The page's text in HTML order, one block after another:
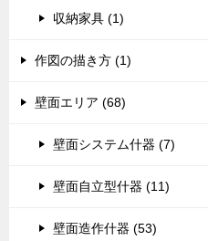
収納家具 (1)
作図の描き方 (1)
壁面エリア (68)
壁面システム什器 (7)
壁面自立型什器 (11)
壁面造作什器 (53)